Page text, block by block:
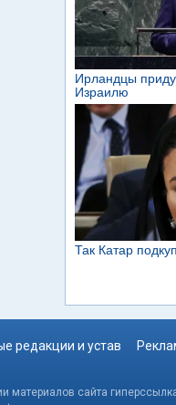
редакции и устав
сайта